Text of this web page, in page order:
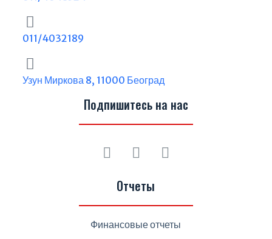
011/4032189
Узун Миркова 8, 11000 Београд
Подпишитесь на нас
Отчеты
Финансовые отчеты